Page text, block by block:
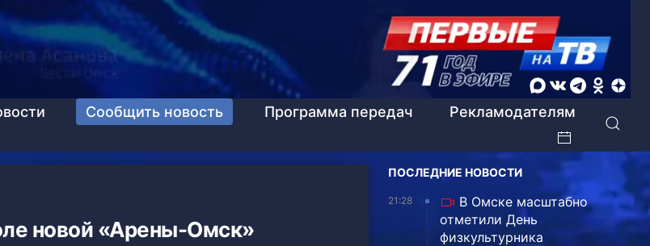
Сообщить новость Программа передач
Рекламодателям
новой «Арены-Омск»
ПОСЛЕДНИЕ НОВОСТИ
21:28
В Омске масштабно
отметили День
физкультурника